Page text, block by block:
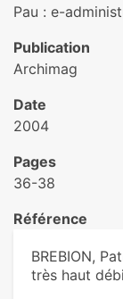
Pau : e-
Publication
Archimag
Date
2004
Pages
36-38
Référence
BREBION,
très haut